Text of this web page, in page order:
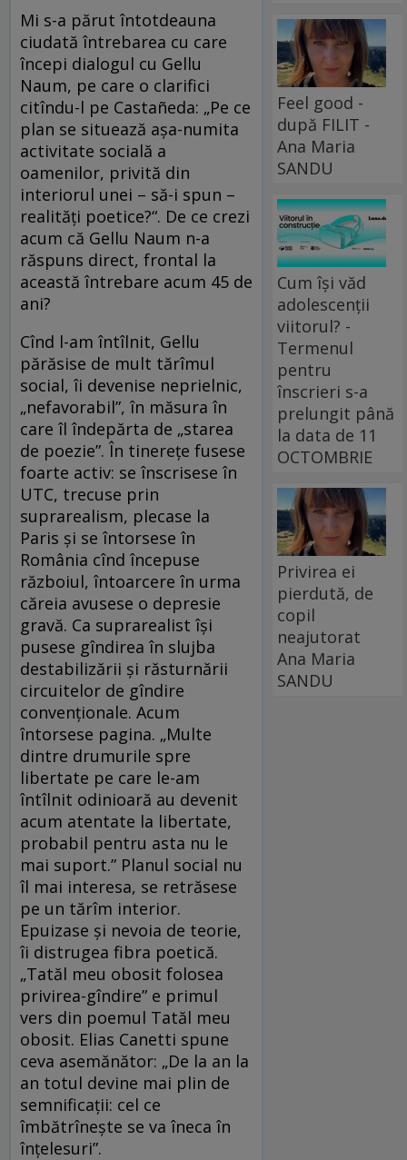
Mi s-a părut întotdeauna
ciudată întrebarea cu care
începi dialogul cu Gellu
Naum, pe care o clarifici
citîndu-l pe Castañeda: „Pe ce
plan se situează aşa-numita
activitate socială a
oamenilor, privită din
interiorul unei – să-i spun –
realităţi poetice?“. De ce crezi
acum că Gellu Naum n-a
răspuns direct, frontal la
această întrebare acum 45 de
ani?
Cînd l-am întîlnit, Gellu
părăsise de mult tărîmul
social, îi devenise neprielnic,
„nefavorabil”, în măsura în
care îl îndepărta de „starea
de poezie”. În tinerețe fusese
foarte activ: se înscrisese în
UTC, trecuse prin
suprarealism, plecase la
Paris şi se întorsese în
România cînd începuse
războiul, întoarcere în urma
căreia avusese o depresie
gravă. Ca suprarealist îşi
pusese gîndirea în slujba
destabilizării şi răsturnării
circuitelor de gîndire
convenţionale. Acum
întorsese pagina. „Multe
dintre drumurile spre
libertate pe care le-am
întîlnit odinioară au devenit
acum atentate la libertate,
probabil pentru asta nu le
mai suport.” Planul social nu
îl mai interesa, se retrăsese
pe un tărîm interior.
Epuizase şi nevoia de teorie,
îi distrugea fibra poetică.
„Tatăl meu obosit folosea
privirea-gîndire” e primul
vers din poemul Tatăl meu
obosit. Elias Canetti spune
ceva asemănător: „De la an la
an totul devine mai plin de
semnificaţii: cel ce
îmbătrîneşte se va îneca în
înţelesuri”.
Feel good -
după FILIT -
Ana Maria
SANDU
Cum își văd
adolescenții
viitorul? -
Termenul
pentru
înscrieri s-a
prelungit până
la data de 11
OCTOMBRIE
Privirea ei
pierdută, de
copil
neajutorat
Ana Maria
SANDU